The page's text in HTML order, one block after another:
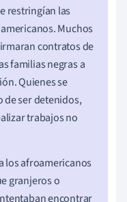
restringían las
Muchos
contratos de
familias negras a
Quienes se
de ser detenidos,
trabajos no
los afroamericanos
granjeros o
encontrar